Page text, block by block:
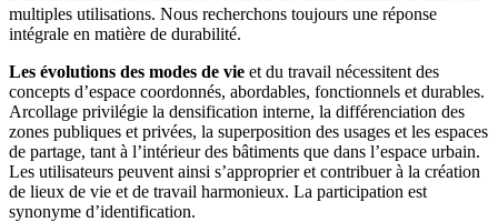
multiples utilisations. Nous recherchons toujours une réponse
intégrale en matière de durabilité.
Les évolutions des modes de vie et du travail nécessitent des
concepts d’espace coordonnés, abordables, fonctionnels et durables.
Arcollage privilégie la densification interne, la différenciation des
zones publiques et privées, la superposition des usages et les espaces
de partage, tant à l’intérieur des bâtiments que dans l’espace urbain.
Les utilisateurs peuvent ainsi s’approprier et contribuer à la création
de lieux de vie et de travail harmonieux. La participation est
synonyme d’identification.